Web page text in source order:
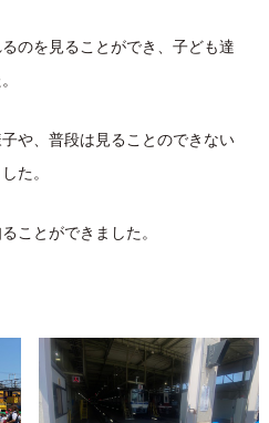
のを見ることができ、子ども達
や、普段は見ることのできない
た。
ことができました。